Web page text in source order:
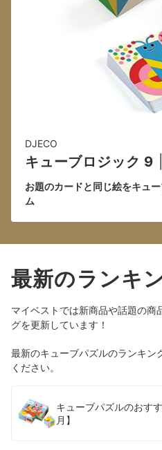
DJECO
キューブロジック 9
お題のカードと同じ絵をキュ
ム
最新のランキ
マイベストでは新商品や話題の商
グを更新しています！
最新のキューブパズルのランキン
ください。
キューブパズルのおす
月】